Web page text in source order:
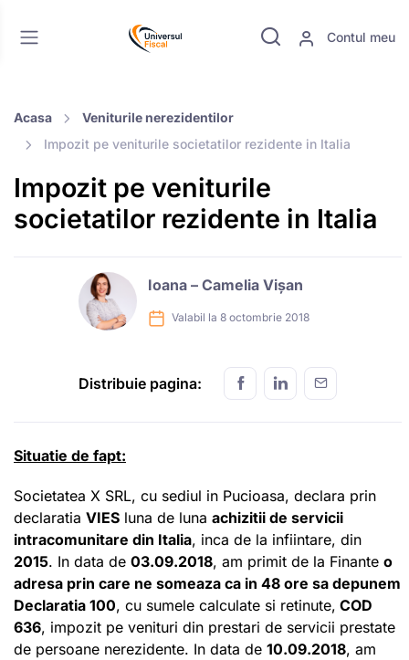
Contul meu
Acasa
Veniturile nerezidentilor
Impozit pe veniturile societatilor rezidente in Italia
Impozit pe veniturile
societatilor rezidente in Italia
Ioana – Camelia Vișan
Valabil la 8 octombrie 2018
Distribuie pagina:
Situatie de fapt:
Societatea X SRL, cu sediul in Pucioasa, declara prin
declaratia VIES luna de luna achizitii de servicii
intracomunitare din Italia, inca de la infiintare, din
2015. In data de 03.09.2018, am primit de la Finante o
adresa prin care ne someaza ca in 48 ore sa depunem
Declaratia 100, cu sumele calculate si retinute, COD
636, impozit pe venituri din prestari de servicii prestate
de persoane nerezidente. In data de 10.09.2018, am